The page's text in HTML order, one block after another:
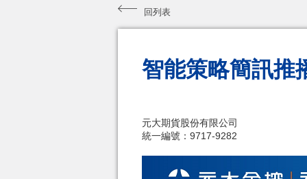
回列表
智能策略簡訊推
元大期貨股份有限公司
統一編號：9717-9282